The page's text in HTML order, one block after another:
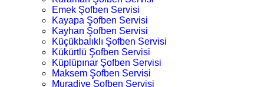
Emek Şofben Servisi
Kayapa Şofben Servisi
Kayhan Şofben Servisi
Küçükbalıklı Şofben Servisi
Kükürtlü Şofben Servisi
Küplüpınar Şofben Servisi
Maksem Şofben Servisi
Muradiye Şofben Servisi